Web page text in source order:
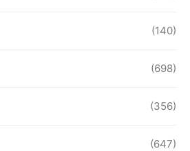
(140)
(698)
(356)
(647)